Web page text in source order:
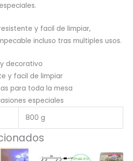
y facil de limpiar,
incluso tras multiples usos.
decorativo
y facil de limpiar
para toda la mesa
especiales
800 g